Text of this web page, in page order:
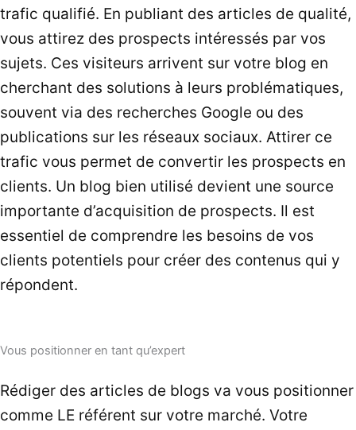
trafic qualifié. En publiant des articles de qualité,
vous attirez des prospects intéressés par vos
sujets. Ces visiteurs arrivent sur votre blog en
cherchant des solutions à leurs problématiques,
souvent via des recherches Google ou des
publications sur les réseaux sociaux. Attirer ce
trafic vous permet de convertir les prospects en
clients. Un blog bien utilisé devient une source
importante d’acquisition de prospects. Il est
essentiel de comprendre les besoins de vos
clients potentiels pour créer des contenus qui y
répondent.
Vous positionner en tant qu’expert
Rédiger des articles de blogs va vous positionner
comme LE référent sur votre marché. Votre